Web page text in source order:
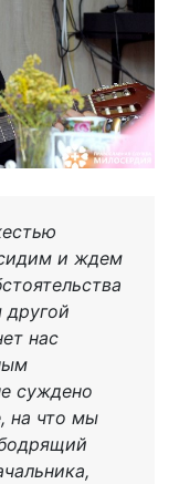
и ждем
другой
нас
суждено
на что мы